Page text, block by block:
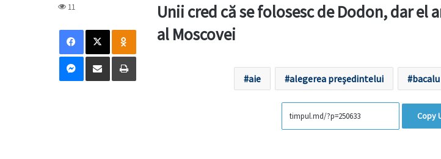
Unii cred că se folosesc de Dodon, dar el
al Moscovei
aie alegerea preşedintelui bacalu
Copy
11
Facebook
X Odnoklassniki
Messenger
Distribuie prin mail Tipărește